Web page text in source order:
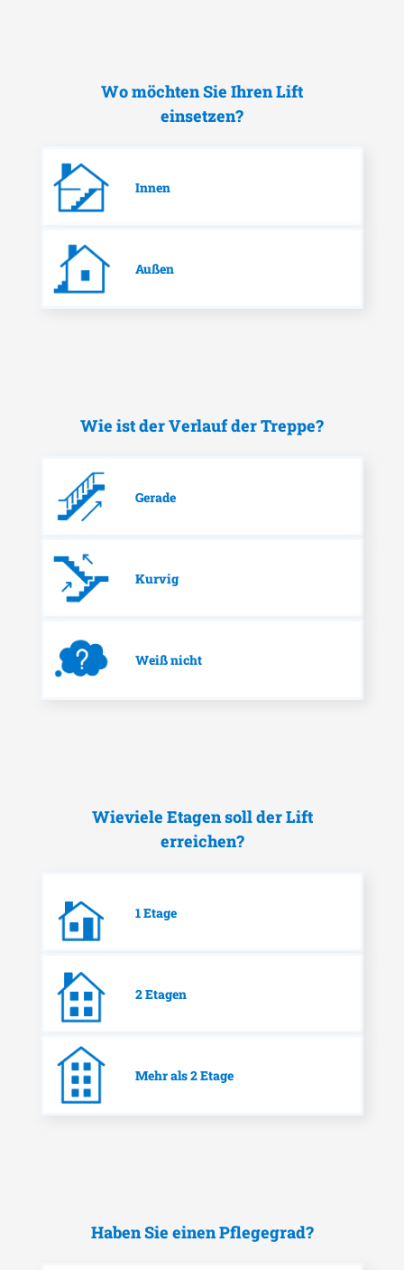
Wo möchten Sie Ihren Lift
einsetzen?
Innen
Außen
Wie ist der Verlauf der Treppe?
Gerade
Kurvig
Weiß nicht
Wieviele Etagen soll der Lift
erreichen?
1 Etage
2 Etagen
Mehr als 2 Etage
Haben Sie einen Pflegegrad?